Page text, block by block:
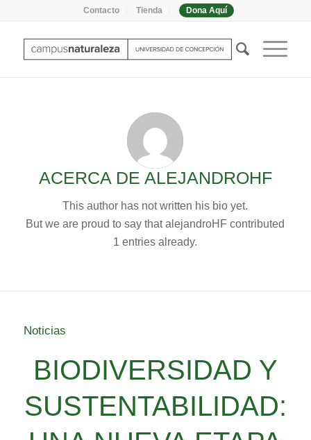
Contacto Tienda Dona Aquí
ACERCA DE ALEJANDROHF
This author has not written his bio yet.
But we are proud to say thatalejandroHF contributed
1 entries already.
Noticias
BIODIVERSIDAD Y
SUSTENTABILIDAD: